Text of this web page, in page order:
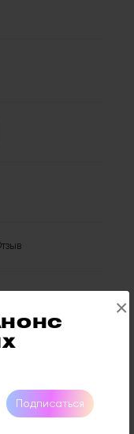
Подписаться
×
и
символ